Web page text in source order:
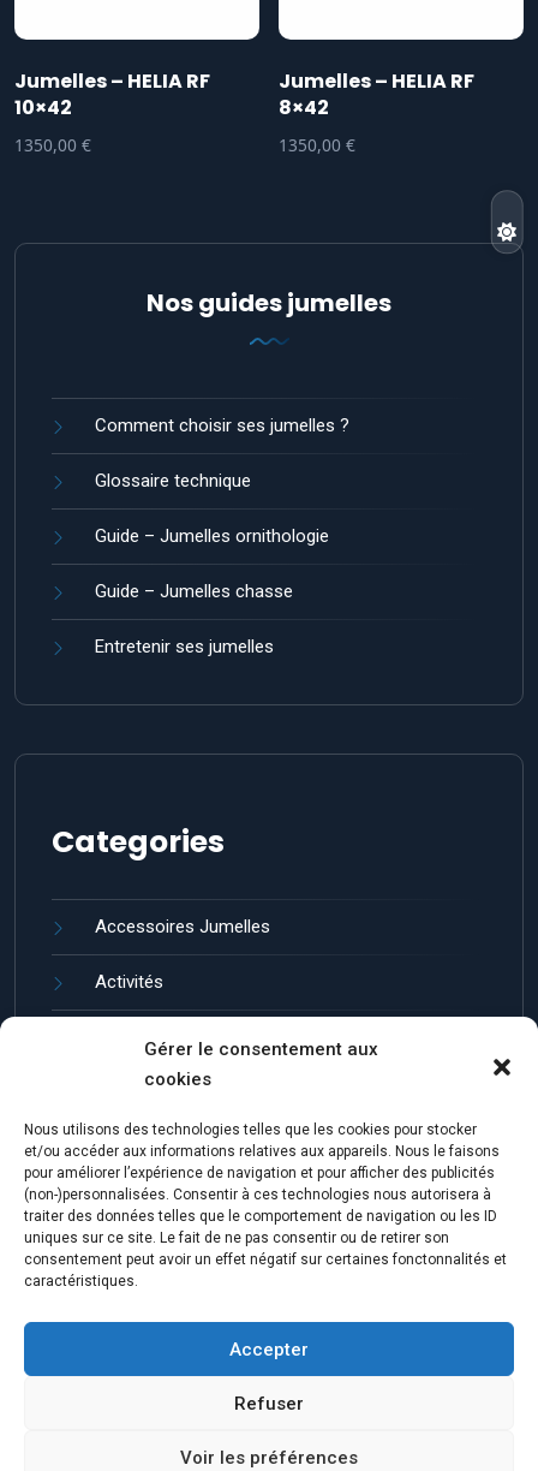
Gérer le consentement aux
cookies
Nous utilisons des technologies telles que les cookies pour stocker
et/ou accéder aux informations relatives aux appareils. Nous le faisons
pour améliorer l’expérience de navigation et pour afficher des publicités
(non-)personnalisées. Consentir à ces technologies nous autorisera à
traiter des données telles que le comportement de navigation ou les ID
uniques sur ce site. Le fait de ne pas consentir ou de retirer son
consentement peut avoir un effet négatif sur certaines fonctonnalités et
caractéristiques.
Accepter
Refuser
Voir les préférences
Jumelles – HELIA RF
10×42
1350,00 €
Jumelles – HELIA RF
8×42
1350,00€
Nos guides jumelles
Comment choisir ses jumelles ?
Glossaire technique
Guide – Jumelles ornithologie
Guide – Jumelles chasse
Entretenir ses jumelles
Categories
Accessoires Jumelles
Activités
Guides et entretien
Jumelles de Loisir
Marques de Jumelles
© 2023 Katen. Theme by ThemeGer.